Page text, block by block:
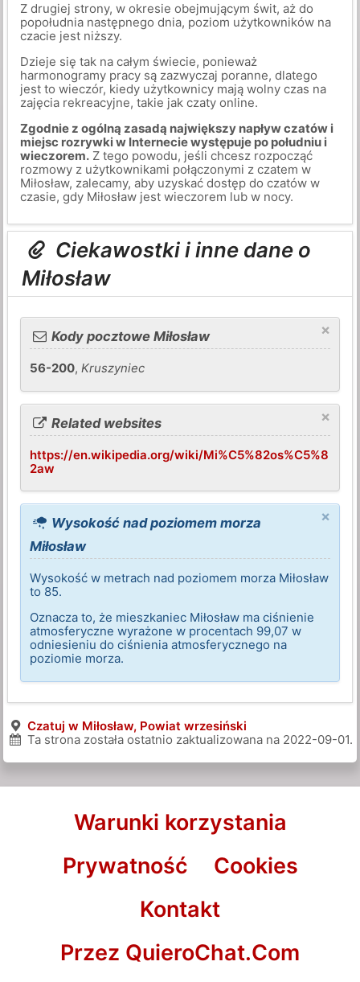
Z drugiej strony, w okresie obejmującym świt, aż do
popołudnia następnego dnia, poziom użytkowników na
czacie jest niższy.
Dzieje się tak na całym świecie, ponieważ
harmonogramy pracy są zazwyczaj poranne, dlatego
jest to wieczór, kiedy użytkownicy mają wolny czas na
zajęcia rekreacyjne, takie jak czaty online.
Zgodnie z ogólną zasadą największy napływ czatów i
miejsc rozrywki w Internecie występuje po południu i
wieczorem.Z tego powodu, jeśli chcesz rozpocząć
rozmowy z użytkownikami połączonymi z czatem w
Miłosław, zalecamy, aby uzyskać dostęp do czatów w
czasie, gdy Miłosław jest wieczorem lub w nocy.
Ciekawostki i inne dane o
Miłosław
×
Kody pocztowe Miłosław
56-200,Kruszyniec
×
Related websites
https://en.wikipedia.org/wiki/Mi%C5%82os%C5%8
2aw
×
Wysokość nad poziomem morza
Miłosław
Wysokość w metrach nad poziomem morza Miłosław
to 85.
Oznacza to, że mieszkaniec Miłosław ma ciśnienie
atmosferyczne wyrażone w procentach 99,07 w
odniesieniu do ciśnienia atmosferycznego na
poziomie morza.
Czatuj w Miłosław, Powiat wrzesiński
Ta strona została ostatnio zaktualizowana na 2022-09-01.
Warunki korzystania
Prywatność
Cookies
Kontakt
Przez QuieroChat.Com